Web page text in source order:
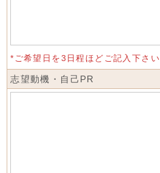
*ご希望日を3日程ほどご記入下さい
志望動機・自己PR